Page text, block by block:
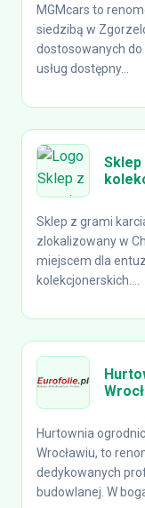
MGMcars to
siedzibą w
dostosowanych
usług dostępny...
Sklep z grami
zlokalizowany w
miejscem dla
kolekcjonerskich....
Hurtownia
Wrocławiu, to
dedykowanych
budowlanej. W